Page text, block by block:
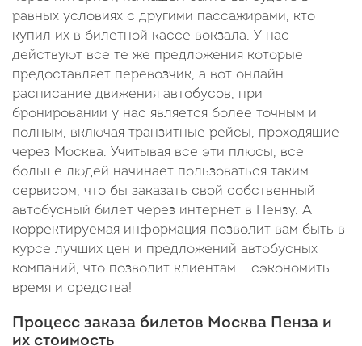
равных условиях с другими пассажирами, кто
купил их в билетной кассе вокзала. У нас
действуют все те же предложения которые
предоставляет перевозчик, а вот онлайн
расписание движения автобусов, при
бронировании у нас является более точным и
полным, включая транзитные рейсы, проходящие
через Москва. Учитывая все эти плюсы, все
больше людей начинает пользоваться таким
сервисом, что бы заказать свой собственный
автобусный билет через интернет в Пензу. А
корректируемая информация позволит вам быть в
курсе лучших цен и предложений автобусных
компаний, что позволит клиентам – сэкономить
время и средства!
Процесс заказа билетов Москва Пенза и
их стоимость